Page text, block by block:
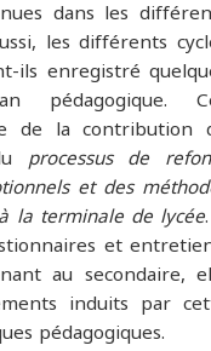
dans les
les différents
ils enregistré
pédagogique.
de la contribution
processus de
et des
la terminale de lycée
et
au secondaire,
induits par
pédagogiques.